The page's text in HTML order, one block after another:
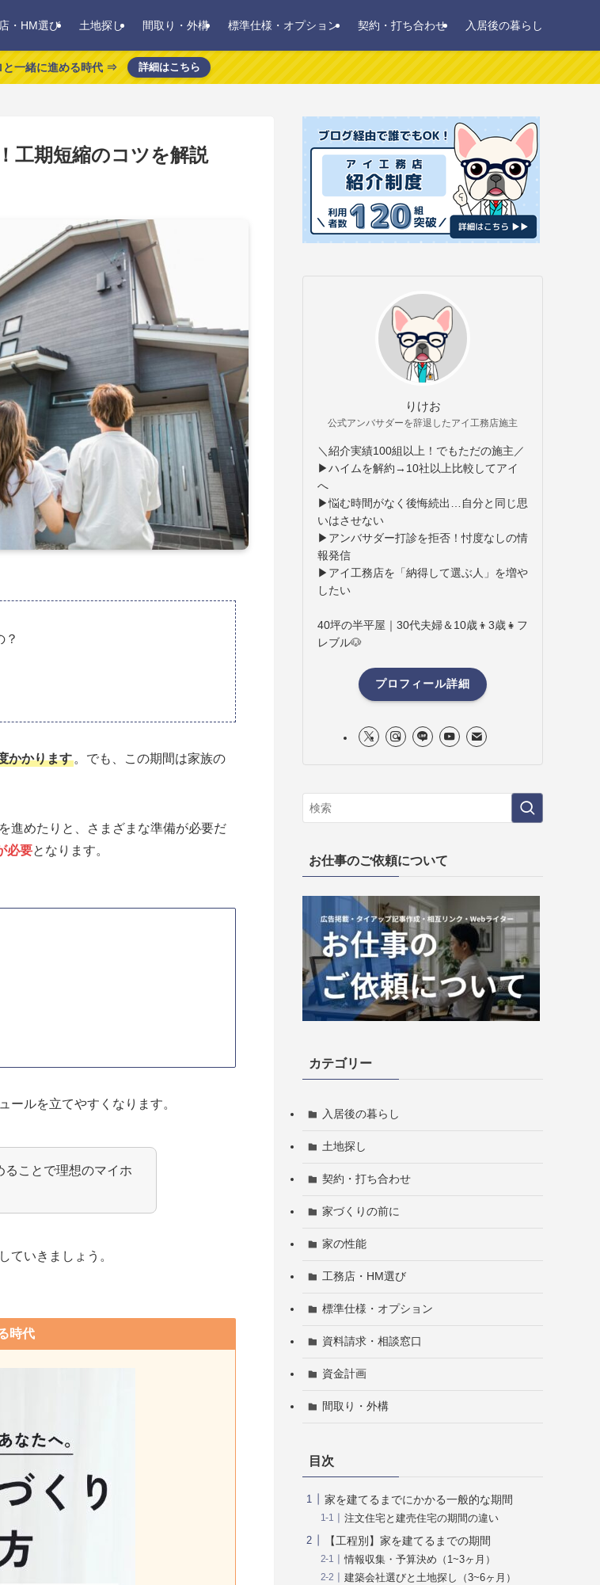
・HM選び 土地探し 間取り・外構 標準仕様・オプション 契約・打ち合わせ 入居後の暮らし
と一緒に進める時代 ⇒ 詳細はこちら
工期短縮のコツを解説
？
かかります 。でも、この期間は家族の
進めたりと、さまざまな準備が必要だ
必要となります。
ールを立てやすくなります。
ことで理想のマイホ
ていきましょう。
時代
りけお
公式アンバサダーを辞退したアイ工務店施主
＼紹介実績100組以上！でもただの施主／
▶ハイムを解約→10社以上比較してアイ
へ
▶悩む時間がなく後悔続出…自分と同じ思
いはさせない
▶アンバサダー打診を拒否！忖度なしの情
報発信
▶アイ工務店を「納得して選ぶ人」を増や
したい
40坪の半平屋｜30代夫婦＆10歳👦3歳👧フ
レブル🐶
プロフィール詳細
お仕事のご依頼について
カテゴリー
入居後の暮らし
土地探し
契約・打ち合わせ
家づくりの前に
家の性能
工務店・HM選び
標準仕様・オプション
資料請求・相談窓口
資金計画
間取り・外構
目次
家を建てるまでにかかる一般的な期間
注文住宅と建売住宅の期間の違い
【工程別】家を建てるまでの期間
情報収集・予算決め（1~3ヶ月）
建築会社選びと土地探し（3~6ヶ月）